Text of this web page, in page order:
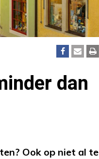
dan
Ook op niet al te